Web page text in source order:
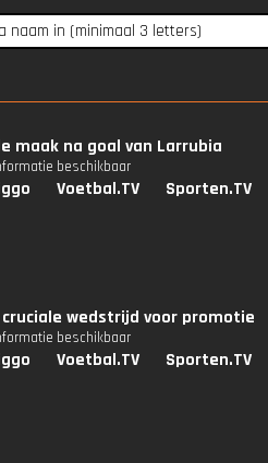
maak na goal van Larrubia
beschikbaar
Voetbal.TV Sporten.TV
wedstrijd voor promotie
beschikbaar
Voetbal.TV Sporten.TV